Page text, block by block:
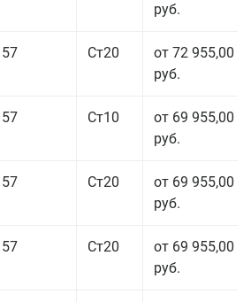
руб.
57 Ст20
от 72 955,00
руб.
57 Ст10
от 69 955,00
руб.
57 Ст20
от 69 955,00
руб.
57 Ст20
от 69 955,00
руб.